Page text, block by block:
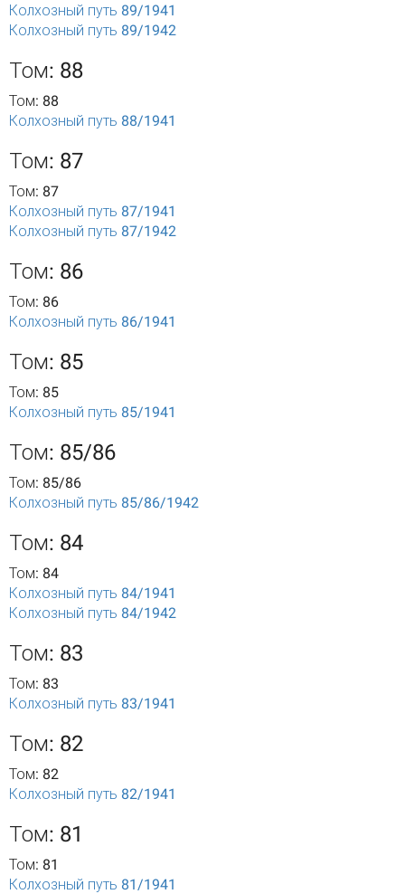
Колхозный путь 89/1941
Колхозный путь 89/1942
Том: 88
Том: 88
Колхозный путь 88/1941
Том: 87
Том: 87
Колхозный путь 87/1941
Колхозный путь 87/1942
Том: 86
Том: 86
Колхозный путь 86/1941
Том: 85
Том: 85
Колхозный путь 85/1941
Том: 85/86
Том: 85/86
Колхозный путь 85/86/1942
Том: 84
Том: 84
Колхозный путь 84/1941
Колхозный путь 84/1942
Том: 83
Том: 83
Колхозный путь 83/1941
Том: 82
Том: 82
Колхозный путь 82/1941
Том: 81
Том: 81
Колхозный путь 81/1941